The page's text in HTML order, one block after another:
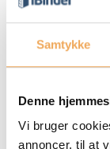
Samtykke
Denne
Vi bruger
annoncer, til at
versionsstyring.
versioner vil
https://
iBinder
funktionalitet,